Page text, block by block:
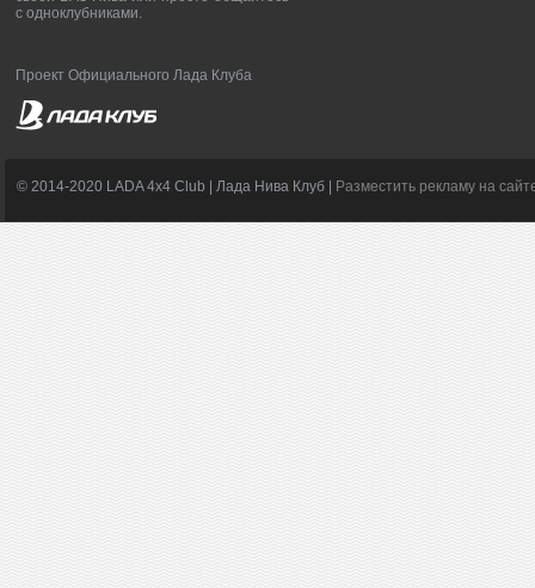
с одноклубниками.
Проект Официального Лада Клуба
© 2014-2020 LADA 4x4 Club | Лада Нива Клуб | Разместить рекламу на